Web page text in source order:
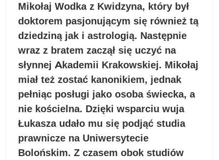
Mikołaj Wodka z Kwidzyna, który był
doktorem pasjonującym się również tą
dziedziną jak i astrologią. Następnie
wraz z bratem zaczął się uczyć na
słynnej Akademii Krakowskiej. Mikołaj
miał też zostać kanonikiem, jednak
pełniąc posługi jako osoba świecka, a
nie kościelna. Dzięki wsparciu wuja
Łukasza udało mu się podjąć studia
prawnicze na Uniwersytecie
Bolońskim. Z czasem obok studiów